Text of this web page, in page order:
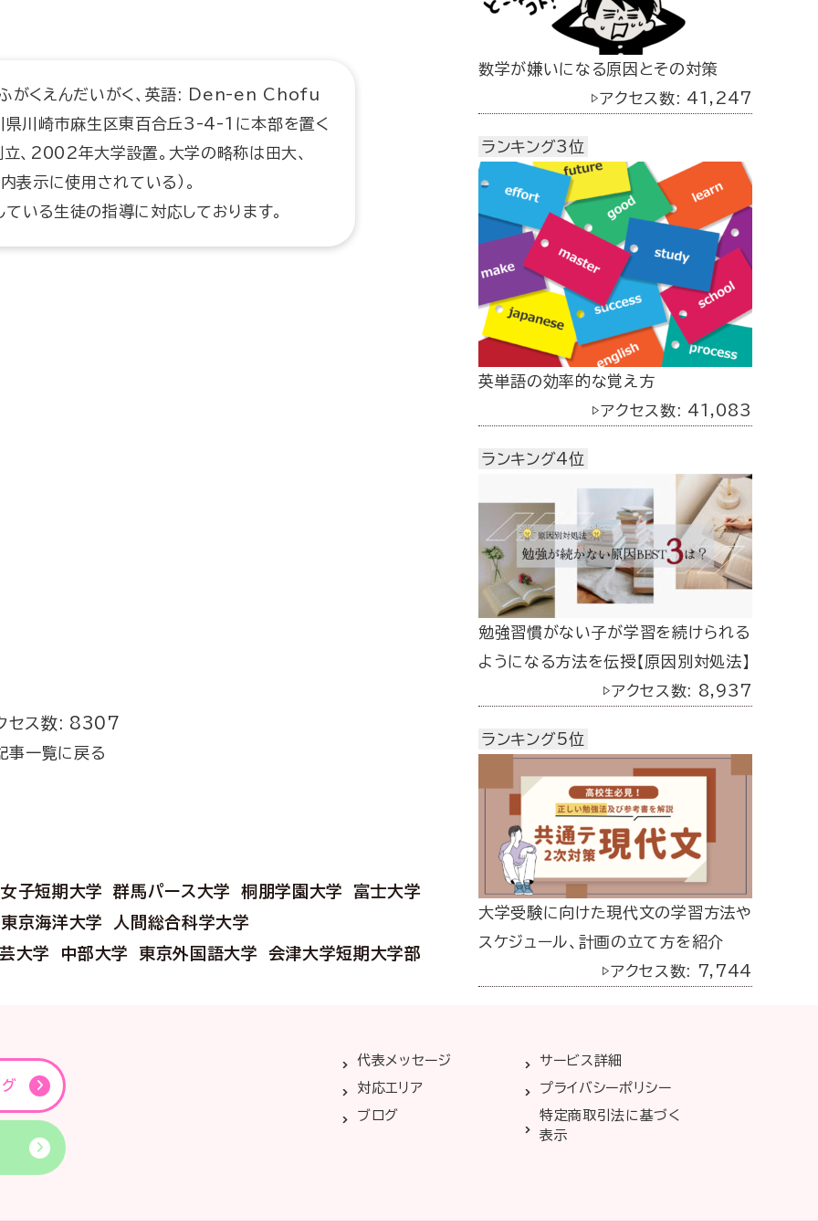
ふがくえんだいがく、英語: Den-en Chofu
川崎市麻生区東百合丘3-4-1に本部を置く
、2002年大学設置。大学の略称は田大、
表示に使用されている）。
いる生徒の指導に対応しております。
セス数: 8307
事一覧に戻る
子短期大学 群馬パース大学 桐朋学園大学
富士大学
東京海洋大学
人間総合科学大学
大学
中部大学 東京外国語大学 会津大学短期大学部
数学が嫌いになる原因とその対策
▷アクセス数: 41,247
ランキング3位
英単語の効率的な覚え方
▷アクセス数: 41,083
ランキング4位
勉強習慣がない子が学習を続けられる
ようになる方法を伝授【原因別対処法】
▷アクセス数: 8,937
ランキング5位
大学受験に向けた現代文の学習方法や
スケジュール、計画の立て方を紹介
▷アクセス数: 7,744
代表メッセージ
サービス詳細
対応エリア
プライバシーポリシー
ブログ
特定商取引法に基づく
表示